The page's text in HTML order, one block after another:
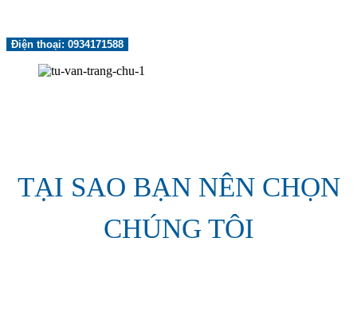
Điện thoại: 0934171588
TẠI SAO BẠN NÊN CHỌN
CHÚNG TÔI